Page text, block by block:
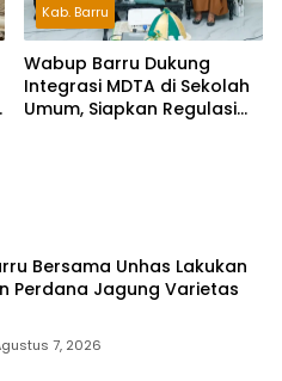
Kab. Barru
Wabup Barru Dukung
Integrasi MDTA di Sekolah
Umum, Siapkan Regulasi
Bersama Unhas Lakukan
Perdana Jagung Varietas
7, 2026